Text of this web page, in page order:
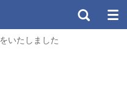
いたしました